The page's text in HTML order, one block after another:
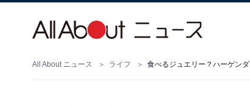
All About ニュース ライフ 食べるジュエリー？ハーゲン